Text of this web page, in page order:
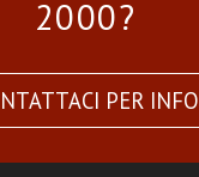
2000?
PER INFO